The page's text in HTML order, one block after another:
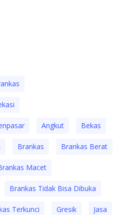
Angkut Bekas
Brankas Brankas Berat
Macet
Brankas Tidak Bisa Dibuka
Terkunci Gresik Jasa